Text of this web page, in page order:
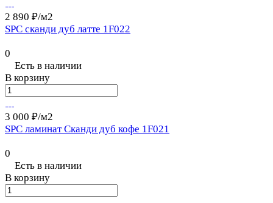
2 890 ₽/м2
SPC сканди дуб латте 1F022
0
Есть в наличии
В корзину
3 000 ₽/м2
SPC ламинат Сканди дуб кофе 1F021
0
Есть в наличии
В корзину